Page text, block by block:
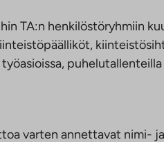
TA:n henkilöstöryhmiin
varten annettavat nimi-